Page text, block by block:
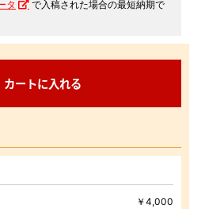
タ
で入稿された場合の最短納期で
カートに入れる
￥4,000